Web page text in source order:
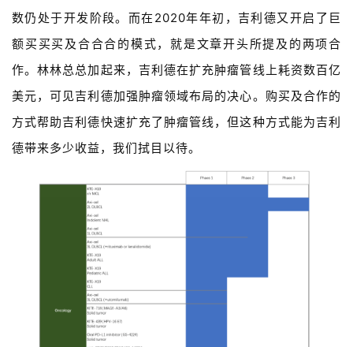
数仍处于开发阶段。而在2020年年初，吉利德又开启了巨
额买买买及合合合的模式，就是文章开头所提及的两项合
作。林林总总加起来，吉利德在扩充肿瘤管线上耗资数百亿
美元，可见吉利德加强肿瘤领域布局的决心。购买及合作的
方式帮助吉利德快速扩充了肿瘤管线，但这种方式能为吉利
德带来多少收益，我们拭目以待。